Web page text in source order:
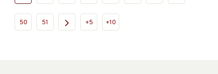
50 51 +5 +10